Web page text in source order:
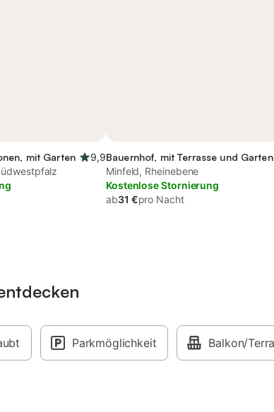
mit Garten
9,9Bauernhof, mit Terrasse und Garten
Minfeld, Rheinebene
Kostenlose Stornierung
ab31 €pro Nacht
Parkmöglichkeit Balkon/